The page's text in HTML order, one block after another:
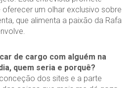
oferecer um olhar exclusivo sobre
que alimenta a paixão da Rafa
de cargo com alguém na
quem seria e porquê?
dos sites e a parte